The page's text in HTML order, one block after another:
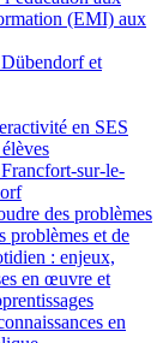
(EMI) aux
et
en SES
sur-le-
des problèmes
problèmes et de
: enjeux,
en œuvre et
en